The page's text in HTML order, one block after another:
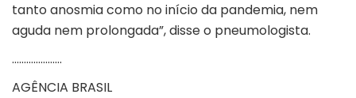
tanto anosmia como no início da pandemia, nem
aguda nem prolongada”, disse o pneumologista.
…………………
AGÊNCIA BRASIL